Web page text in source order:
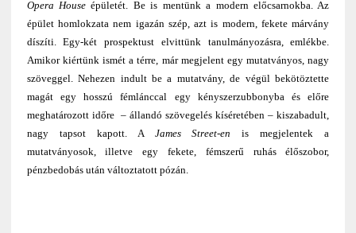
Opera House épületét. Be is mentünk a modern előcsarnokba. Az
épület homlokzata nem igazán szép, azt is modern, fekete márvány
díszíti. Egy-két prospektust elvittünk tanulmányozásra, emlékbe.
Amikor kiértünk ismét a térre, már megjelent egy mutatványos, nagy
szöveggel. Nehezen indult be a mutatvány, de végül bekötöztette
magát egy hosszú fémlánccal egy kényszerzubbonyba és előre
meghatározott időre – állandó szövegelés kíséretében – kiszabadult,
nagy tapsot kapott. A James Street-en is megjelentek a
mutatványosok, illetve egy fekete, fémszerű ruhás élőszobor,
pénzbedobás után változtatott pózán.